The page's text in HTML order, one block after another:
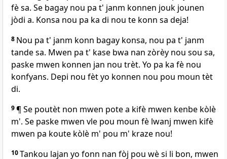
fè sa. Se bagay nou pa t' janm konnen jouk jounen
jòdi a. Konsa nou pa ka di nou te konn sa deja!
8 Nou pa t' janm konn bagay konsa, nou pa t' janm
tande sa. Mwen pa t' kase bwa nan zòrèy nou sou sa,
paske mwen konnen jan nou trèt. Yo pa ka fè nou
konfyans. Depi nou fèt yo konnen nou pou moun tèt
di.
9¶ Se poutèt non mwen pote a kifè mwen kenbe kòlè
m'. Se paske mwen vle pou moun fè lwanj mwen kifè
mwen pa koute kòlè m' pou m' kraze nou!
10Tankou lajan yo fonn nan fòj pou wè si li bon, mwen